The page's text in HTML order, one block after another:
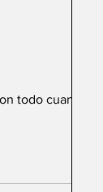
todo cuanto